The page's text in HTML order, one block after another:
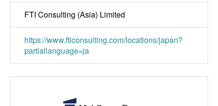
FTI Consulting (Asia) Limited
https://www.fticonsulting.com/locations/japan?
partiallanguage=ja